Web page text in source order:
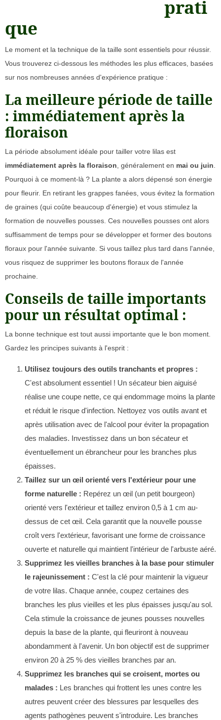
prati
que
Le moment et la technique de la taille sont essentiels pour réussir.
Vous trouverez ci-dessous les méthodes les plus efficaces, basées
sur nos nombreuses années d'expérience pratique :
La meilleure période de taille
: immédiatement après la
floraison
La période absolument idéale pour tailler votre lilas est
immédiatement après la floraison , généralement en mai ou juin
Pourquoi à ce moment-là ? La plante a alors dépensé son énergie
pour fleurir. En retirant les grappes fanées, vous évitez la formation
de graines (qui coûte beaucoup d'énergie) et vous stimulez la
formation de nouvelles pousses. Ces nouvelles pousses ont alors
suffisamment de temps pour se développer et former des boutons
floraux pour l'année suivante. Si vous taillez plus tard dans l'année,
vous risquez de supprimer les boutons floraux de l'année
prochaine.
Conseils de taille importants
pour un résultat optimal :
La bonne technique est tout aussi importante que le bon moment.
Gardez les principes suivants à l'esprit :
Utilisez toujours des outils tranchants et propres :
C'est absolument essentiel ! Un sécateur bien aiguisé
réalise une coupe nette, ce qui endommage moins la plante
et réduit le risque d'infection. Nettoyez vos outils avant et
après utilisation avec de l'alcool pour éviter la propagation
des maladies. Investissez dans un bon sécateur et
éventuellement un ébrancheur pour les branches plus
épaisses.
Taillez sur un œil orienté vers l'extérieur pour une
forme naturelle : Repérez un œil (un petit bourgeon)
orienté vers l'extérieur et taillez environ 0,5 à 1 cm au-
dessus de cet œil. Cela garantit que la nouvelle pousse
croît vers l'extérieur, favorisant une forme de croissance
ouverte et naturelle qui maintient l'intérieur de l'arbuste aéré.
Supprimez les vieilles branches à la base pour stimuler
le rajeunissement : C'est la clé pour maintenir la vigueur
de votre lilas. Chaque année, coupez certaines des
branches les plus vieilles et les plus épaisses jusqu'au sol.
Cela stimule la croissance de jeunes pousses nouvelles
depuis la base de la plante, qui fleuriront à nouveau
abondamment à l'avenir. Un bon objectif est de supprimer
environ 20 à 25 % des vieilles branches par an.
Supprimez les branches qui se croisent, mortes ou
malades : Les branches qui frottent les unes contre les
autres peuvent créer des blessures par lesquelles des
agents pathogènes peuvent s'introduire. Les branches